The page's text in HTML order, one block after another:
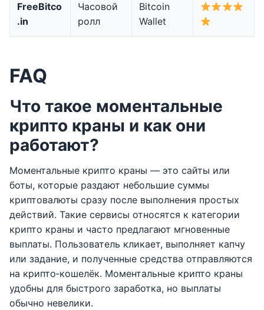
FreeBitco
.in
Часовой
ролл
Bitcoin
Wallet
FAQ
Что такое моментальные
крипто краны и как они
работают?
Моментальные крипто краны — это сайты или
боты, которые раздают небольшие суммы
криптовалюты сразу после выполнения простых
действий. Такие сервисы относятся к категории
крипто краны и часто предлагают мгновенные
выплаты. Пользователь кликает, выполняет капчу
или задание, и полученные средства отправляются
на крипто‑кошелёк. Моментальные крипто краны
удобны для быстрого заработка, но выплаты
обычно невелики.